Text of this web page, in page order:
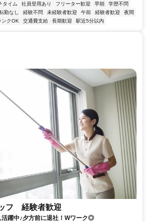
タイム 社員登用あり フリーター歓迎 早朝
学歴不問
勤なし 経験不問 未経験者歓迎 午前 経験者歓迎
夜間
ンクOK 交通費支給 長期歓迎 駅近5分以内
フ 経験者歓迎
躍中♪夕方前に退社！Wワーク◎